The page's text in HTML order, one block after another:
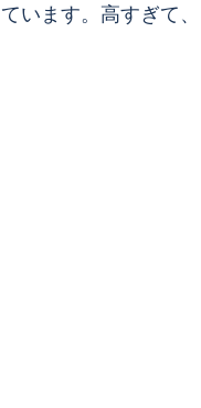
います。高すぎて、